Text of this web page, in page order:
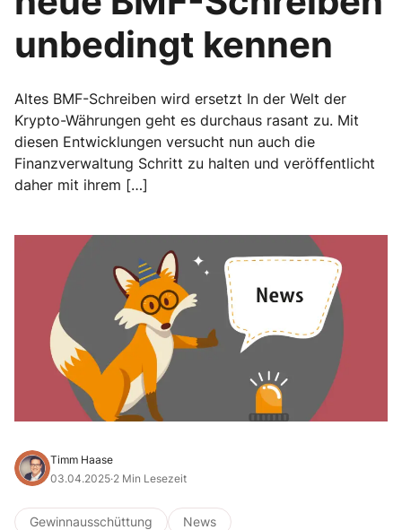
unbedingt kennen
Altes BMF-Schreiben wird ersetzt In der Welt der
Krypto-Währungen geht es durchaus rasant zu. Mit
diesen Entwicklungen versucht nun auch die
Finanzverwaltung Schritt zu halten und veröffentlicht
daher mit ihrem […]
Timm Haase
03.04.2025·2 Min Lesezeit
Gewinnausschüttung News